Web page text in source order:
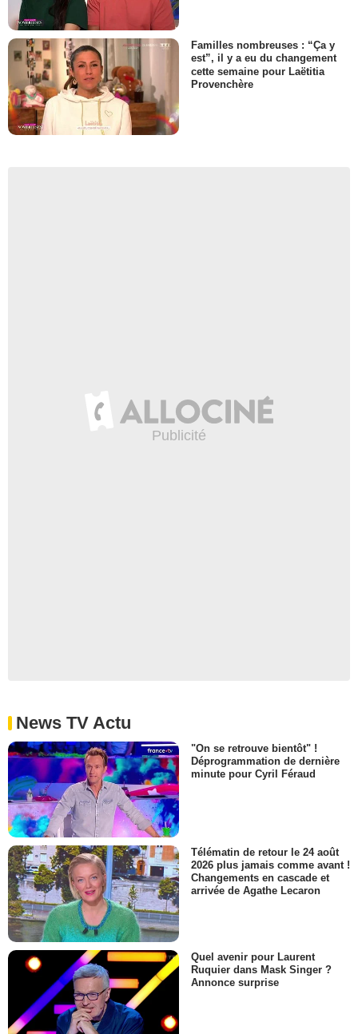
Familles nombreuses : “Ça y
est”, il y a eu du changement
cette semaine pour Laëtitia
Provenchère
News TV Actu
"On se retrouve bientôt" !
Déprogrammation de dernière
minute pour Cyril Féraud
Télématin de retour le 24 août
2026 plus jamais comme avant !
Changements en cascade et
arrivée de Agathe Lecaron
Quel avenir pour Laurent
Ruquier dans Mask Singer ?
Annonce surprise